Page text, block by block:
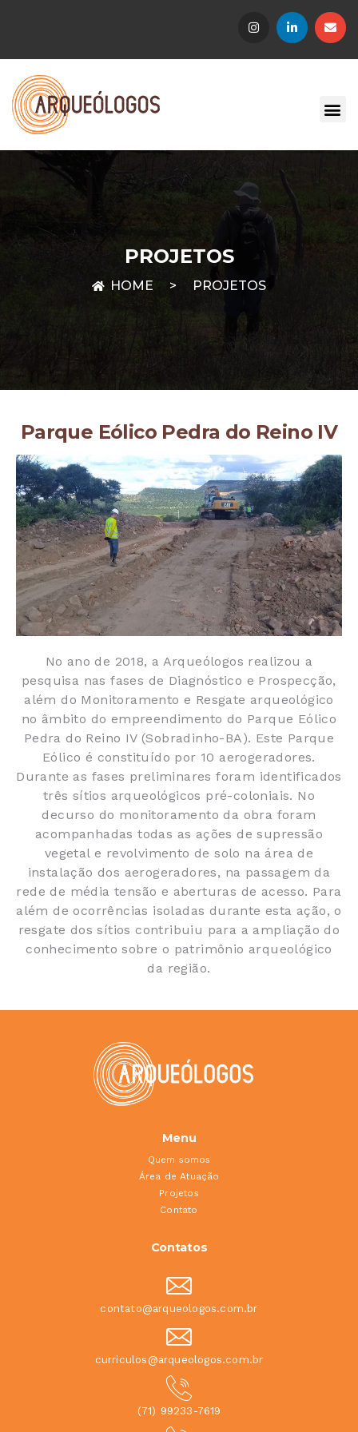
PROJETOS
HOME > PROJETOS
Parque Eólico Pedra do Reino IV
No ano de 2018, a Arqueólogos realizou a
pesquisa nas fases de Diagnóstico e Prospecção,
além do Monitoramento e Resgate arqueológico
no âmbito do empreendimento do Parque Eólico
Pedra do Reino IV (Sobradinho-BA). Este Parque
Eólico é constituído por 10 aerogeradores.
Durante as fases preliminares foram identificados
três sítios arqueológicos pré-coloniais. No
decurso do monitoramento da obra foram
acompanhadas todas as ações de supressão
vegetal e revolvimento de solo na área de
instalação dos aerogeradores, na passagem da
rede de média tensão e aberturas de acesso. Para
além de ocorrências isoladas durante esta ação, o
resgate dos sítios contribuiu para a ampliação do
conhecimento sobre o patrimônio arqueológico
da região.
Menu
Quem somos
Área de Atuação
Projetos
Contato
Contatos
contato@arqueologos.com.br
curriculos@arqueologos.com.br
(71) 99233-7619